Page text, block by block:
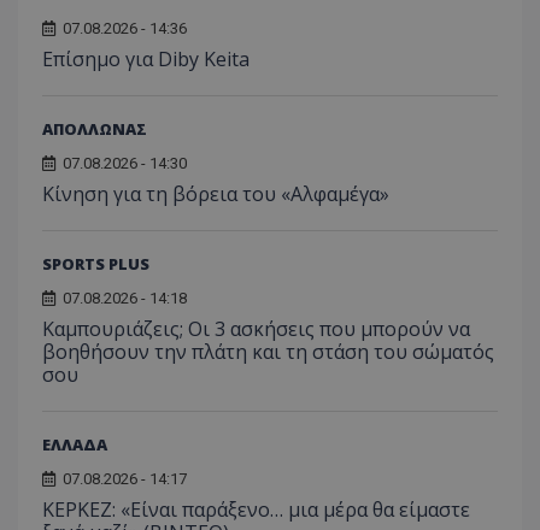
07.08.2026 - 14:36
Επίσημο για Diby Keita
ΑΠΟΛΛΩΝΑΣ
07.08.2026 - 14:30
Κίνηση για τη βόρεια του «Αλφαμέγα»
SPORTS PLUS
07.08.2026 - 14:18
Καμπουριάζεις; Οι 3 ασκήσεις που μπορούν να
βοηθήσουν την πλάτη και τη στάση του σώματός
σου
ΕΛΛΑΔΑ
07.08.2026 - 14:17
ΚΕΡΚΕΖ: «Είναι παράξενο… μια μέρα θα είμαστε